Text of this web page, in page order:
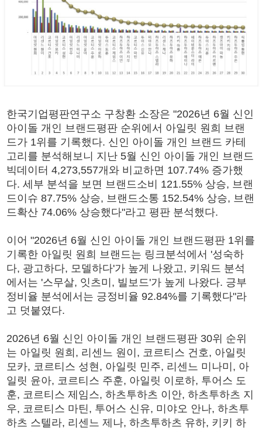
한국기업평판연구소 구창환 소장은 "2026년 6월 신인
아이돌 개인 브랜드평판 순위에서 아일릿 원희 브랜
드가 1위를 기록했다. 신인 아이돌 개인 브랜드 카테
고리를 분석해보니 지난 5월 신인 아이돌 개인 브랜드
빅데이터 4,273,557개와 비교하면 107.74% 증가했
다. 세부 분석을 보면 브랜드소비 121.55% 상승, 브랜
드이슈 87.75% 상승, 브랜드소통 152.54% 상승, 브랜
드확산 74.06% 상승했다"라고 평판 분석했다.
이어 "2026년 6월 신인 아이돌 개인 브랜드평판 1위를
기록한 아일릿 원희 브랜드는 링크분석에서 '성숙하
다, 광고하다, 모델하다'가 높게 나왔고, 키워드 분석
에서는 '스무살, 잇츠미, 빌보드'가 높게 나왔다. 긍부
정비율 분석에서는 긍정비율 92.84%를 기록했다"라
고 덧붙였다.
2026년 6월 신인 아이돌 개인 브랜드평판 30위 순위
는 아일릿 원희, 리센느 원이, 코르티스 건호, 아일릿
모카, 코르티스 성현, 아일릿 민주, 리센느 미나미, 아
일릿 윤아, 코르티스 주훈, 아일릿 이로하, 투어스 도
훈, 코르티스 제임스, 하츠투하츠 이안, 하츠투하츠 지
우, 코르티스 마틴, 투어스 신유, 미야오 안나, 하츠투
하츠 스텔라, 리센느 제나, 하츠투하츠 유하, 키키 하